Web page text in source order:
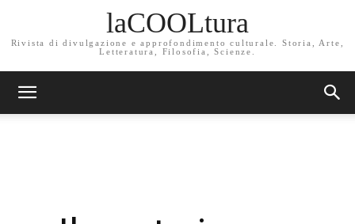
laCOOLtura
Rivista di divulgazione e approfondimento culturale. Storia, Arte,
Letteratura, Filosofia, Scienze.